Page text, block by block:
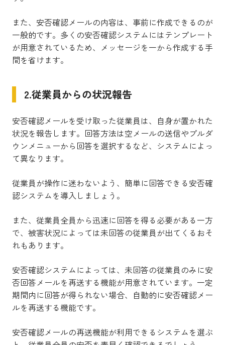
また、安否確認メールの内容は、事前に作成できるのが
一般的です。多くの安否確認システムにはテンプレート
が用意されているため、メッセージを一から作成する手
間を省けます。
2.従業員からの状況報告
安否確認メールを受け取った従業員は、自身が置かれた
状況を報告します。回答方法は空メールの送信やプルダ
ウンメニューから回答を選択するなど、システムによっ
て異なります。
従業員が操作に迷わないよう、簡単に回答できる安否確
認システムを導入しましょう。
また、従業員全員から迅速に回答を得る必要がある一方
で、被害状況によっては未回答の従業員が出てくるおそ
れもあります。
安否確認システムによっては、未回答の従業員のみに安
否回答メールを再送する機能が用意されています。一定
期間内に回答が得られない場合、自動的に安否確認メー
ルを再送する機能です。
安否確認メールの再送機能が利用できるシステムを選ぶ